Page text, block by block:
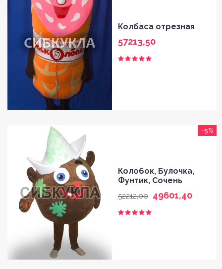
Колбаса отрезная
57213,50
-5%
Колобок, Булочка,
Фунтик, Сочень
52212,00 49601,40